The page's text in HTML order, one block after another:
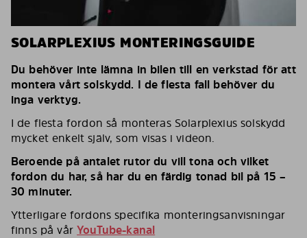
SOLARPLEXIUS MONTERINGSGUIDE
Du behöver inte lämna in bilen till en verkstad för att
montera vårt solskydd. I de flesta fall behöver du
inga verktyg.
I de flesta fordon så monteras Solarplexius solskydd
mycket enkelt själv, som visas i videon.
Beroende på antalet rutor du vill tona och vilket
fordon du har, så har du en färdig tonad bil på 15 –
30 minuter.
Ytterligare fordons specifika monteringsanvisningar
finns på vårYouTube-kanal